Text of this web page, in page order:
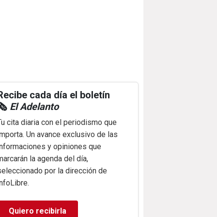
cada día el boletín
El Adelanto
cita diaria con el periodismo que
Un avance exclusivo de las
y opiniones que
la agenda del día,
por la dirección de
Quiero recibirla